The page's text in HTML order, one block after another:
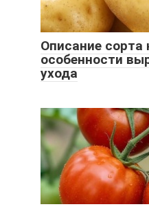
Описание сорта
особенности
ухода